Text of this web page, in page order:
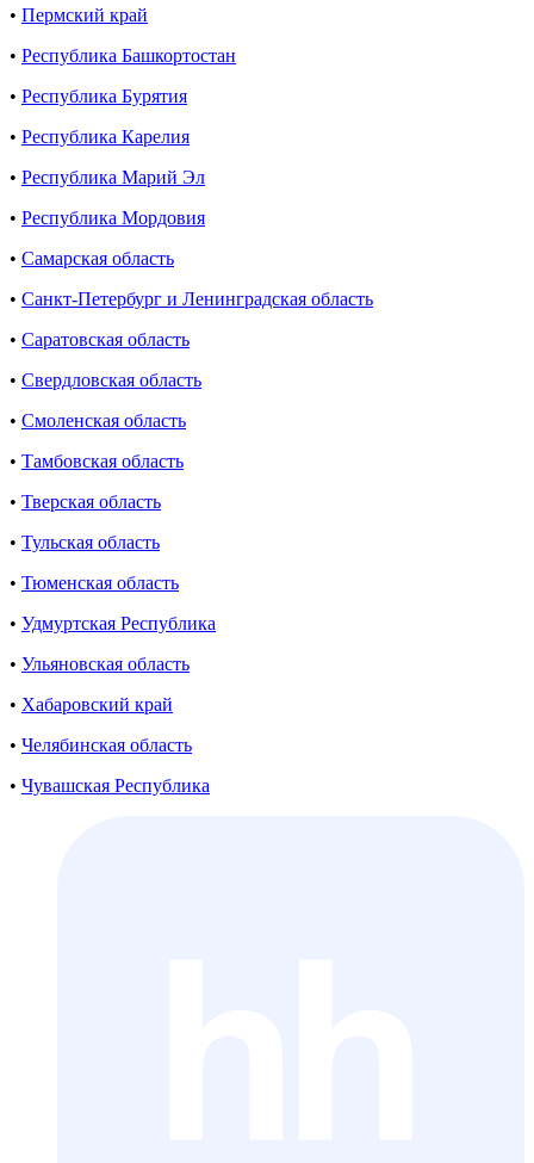
• Пермский край
• Республика Башкортостан
• Республика Бурятия
• Республика Карелия
• Республика Марий Эл
• Республика Мордовия
• Самарская область
• Санкт-Петербург и Ленинградская область
• Саратовская область
• Свердловская область
• Смоленская область
• Тамбовская область
• Тверская область
• Тульская область
• Тюменская область
• Удмуртская Республика
• Ульяновская область
• Хабаровский край
• Челябинская область
• Чувашская Республика